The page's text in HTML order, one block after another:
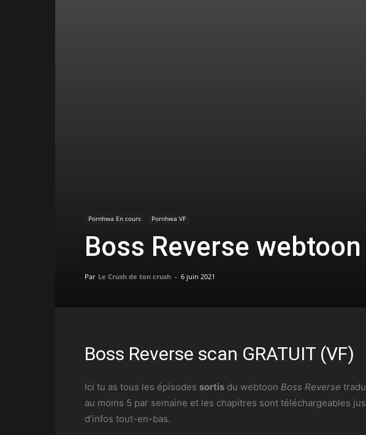
Pornhwa En cours Pornhwa VF
Boss Reverse
Par Le Crush de ton crush - 6 juin 2021
Boss Reverse scan GRATUIT (VF)
Ici tu as tous les épisodes sortis du webtoon Boss Reverse
au moins 5 par semaine et les chapitres sont téléchargeables
d’infos tout-en-bas.